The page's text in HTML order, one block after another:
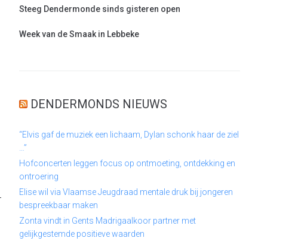
Steeg Dendermonde sinds gisteren open
Week van de Smaak in Lebbeke
DENDERMONDS NIEUWS
“Elvis gaf de muziek een lichaam, Dylan schonk haar de ziel
…”
Hofconcerten leggen focus op ontmoeting, ontdekking en
ontroering
Elise wil via Vlaamse Jeugdraad mentale druk bij jongeren
bespreekbaar maken
Zonta vindt in Gents Madrigaalkoor partner met
gelijkgestemde positieve waarden